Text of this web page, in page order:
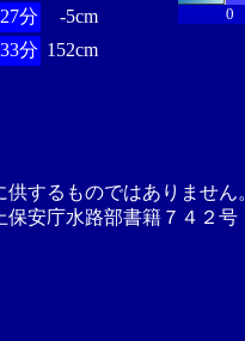
分
-5cm
分 152cm
0
供するものではありませ
安庁水路部書籍７４２